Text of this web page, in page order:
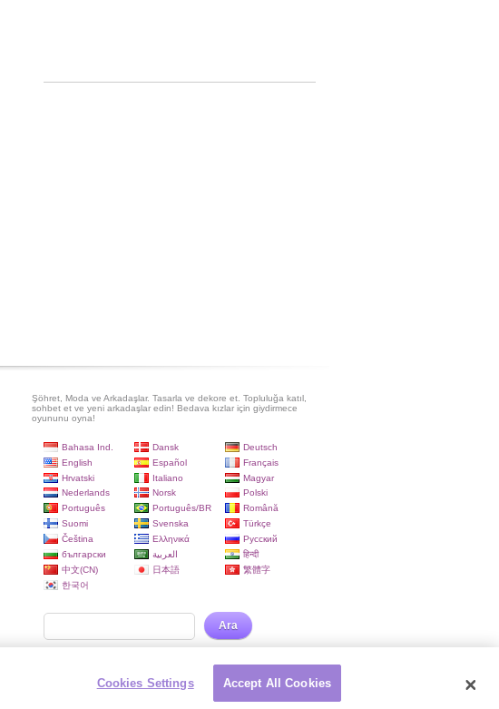
Şöhret, Moda ve Arkadaşlar. Tasarla ve dekore et. Topluluğa katıl,
sohbet et ve yeni arkadaşlar edin! Bedava kızlar için giydirmece
oyununu oyna!
Bahasa Ind. Dansk
Deutsch
English
Español
Français
Hrvatski
Italiano
Magyar
Nederlands
Norsk
Polski
Português
Português/BR
Română
Suomi
Svenska
Türkçe
Čeština
Ελληνικά
Русский
български
العربية
हिन्दी
中文(CN)
日本語
繁體字
한국어
Ara
Cookies Settings Accept All Cookies